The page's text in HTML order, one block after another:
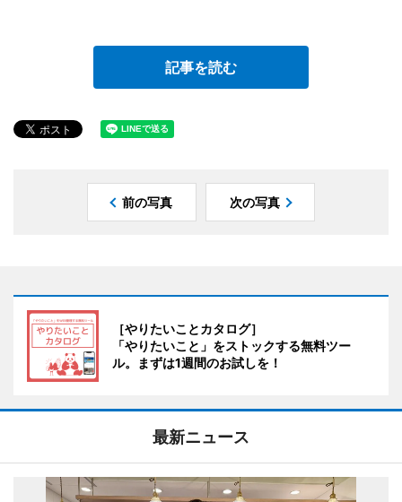
記事を読む
前の写真 次の写真
［やりたいことカタログ］
「やりたいこと」をストックする無料ツー
ル。まずは1週間のお試しを！
最新ニュース